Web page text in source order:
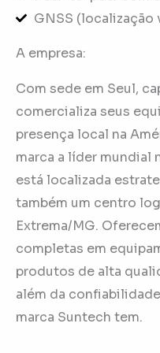
GNSS (localização
A empresa:
Com sede em Seul,
comercializa seus
presença local na
marca a líder mundial
está localizada
também um centro
Extrema/MG.
completas em
produtos de alta
além da
marca Suntech tem.